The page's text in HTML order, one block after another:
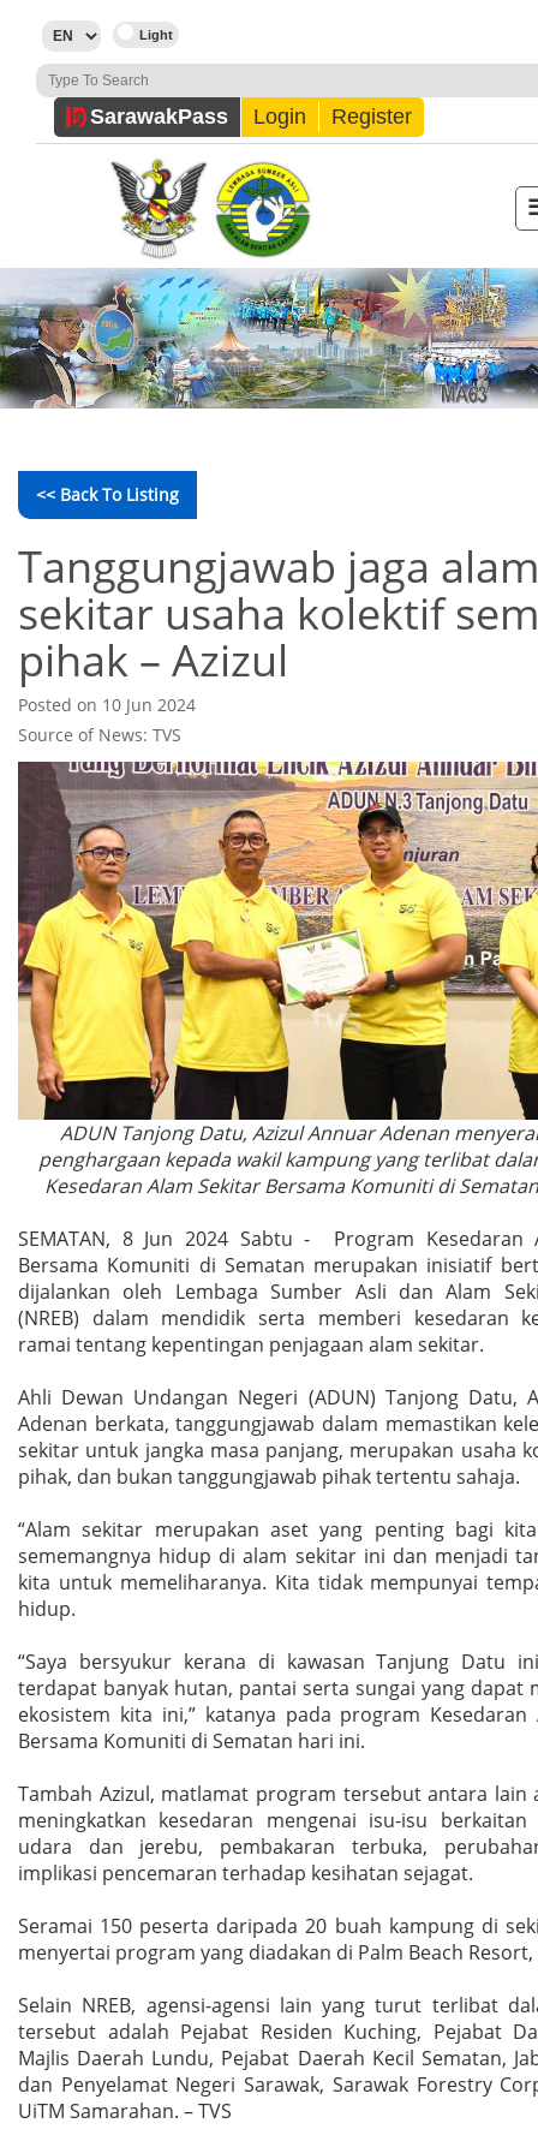
SarawakPass Login Register
<< Back To Listing
Tanggungjawab jaga alam
sekitar usaha kolektif
pihak – Azizul
Posted on 10 Jun 2024
Source of News: TVS
ADUN Tanjong Datu, Azizul Annuar Adenan
penghargaan kepada wakil kampung yang terlibat
Kesedaran Alam Sekitar Bersama Komuniti di
SEMATAN, 8 Jun 2024 Sabtu - Program Kesedaran
Bersama Komuniti di Sematan merupakan inisiatif
dijalankan oleh Lembaga Sumber Asli dan Alam
(NREB) dalam mendidik serta memberi kesedaran
ramai tentang kepentingan penjagaan alam sekitar.
Ahli Dewan Undangan Negeri (ADUN) Tanjong Datu,
Adenan berkata, tanggungjawab dalam memastikan
sekitar untuk jangka masa panjang, merupakan usaha
pihak, dan bukan tanggungjawab pihak tertentu sahaja.
“Alam sekitar merupakan aset yang penting bagi
sememangnya hidup di alam sekitar ini dan menjadi
kita untuk memeliharanya. Kita tidak mempunyai
hidup.
“Saya bersyukur kerana di kawasan Tanjung Datu
terdapat banyak hutan, pantai serta sungai yang dapat
ekosistem kita ini,” katanya pada program Kesedaran
Bersama Komuniti di Sematan hari ini.
Tambah Azizul, matlamat program tersebut antara lain
meningkatkan kesedaran mengenai isu-isu berkaitan
udara dan jerebu, pembakaran terbuka,
implikasi pencemaran terhadap kesihatan sejagat.
Seramai 150 peserta daripada 20 buah kampung di
menyertai program yang diadakan di Palm Beach
Selain NREB, agensi-agensi lain yang turut terlibat
tersebut adalah Pejabat Residen Kuching, Pejabat
Majlis Daerah Lundu, Pejabat Daerah Kecil Sematan,
dan Penyelamat Negeri Sarawak, Sarawak Forestry
UiTM Samarahan. – TVS